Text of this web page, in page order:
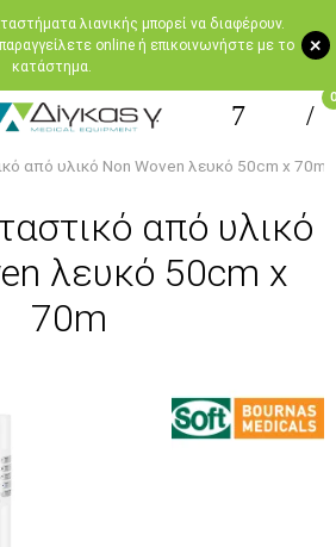
+
λιανικής μπορεί να διαφέρουν.
online ή επικοινωνήστε με το
κατάστημα.
0
από υλικό Non Woven λευκό 50cm x 70m
από υλικό
λευκό 50cm x
70m